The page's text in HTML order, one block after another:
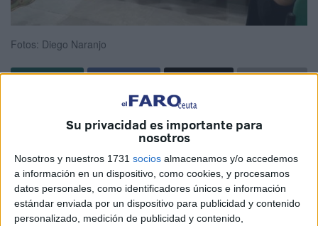
Su privacidad es importante para
nosotros
Nosotros y nuestros 1731 socios almacenamos y/o accedemos
a información en un dispositivo, como cookies, y procesamos
datos personales, como identificadores únicos e información
estándar enviada por un dispositivo para publicidad y contenido
personalizado, medición de publicidad y contenido,
Fotos: Diego Naranjo
Ceuta ha anunciado las diferentes actividades que
ha programado por el Día Mundial de la Salud Mental
programación.
El presidente de la entidad, Basilio García, ha sido el
encargado de aportar datos y solicitar inversión para la